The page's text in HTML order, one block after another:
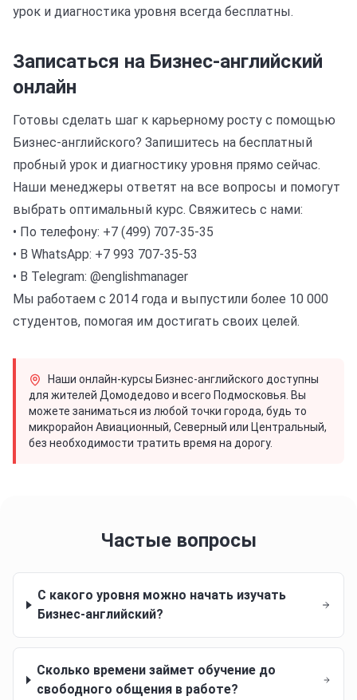
урок и диагностика уровня всегда бесплатны.
Записаться на Бизнес-английский
онлайн
Готовы сделать шаг к карьерному росту с помощью
Бизнес-английского? Запишитесь на бесплатный
пробный урок и диагностику уровня прямо сейчас.
Наши менеджеры ответят на все вопросы и помогут
выбрать оптимальный курс. Свяжитесь с нами:
• По телефону: +7 (499) 707-35-35
• В WhatsApp: +7 993 707-35-53
• В Telegram: @englishmanager
Мы работаем с 2014 года и выпустили более 10 000
студентов, помогая им достигать своих целей.
Наши онлайн-курсы Бизнес-английского доступны
для жителей Домодедово и всего Подмосковья. Вы
можете заниматься из любой точки города, будь то
микрорайон Авиационный, Северный или Центральный,
без необходимости тратить время на дорогу.
Частые вопросы
С какого уровня можно начать изучать
Бизнес-английский?
Сколько времени займет обучение до
свободного общения в работе?